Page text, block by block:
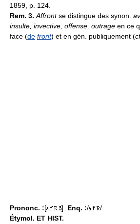
1859, p. 124.
Rem. 3.Affrontse distingue des synon.
insulte, invective, offense, outrage en ce
face (de front) et en gén. publiquement (
Prononc. :[ ]. Enq. :/
/.
Étymol. ET HIST.